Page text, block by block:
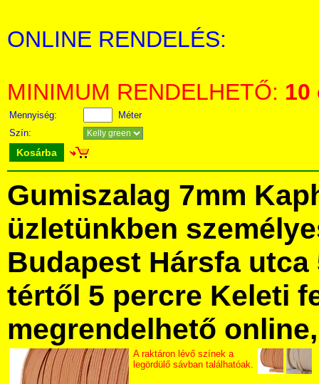
ONLINE RENDELÉS:
MINIMUM RENDELHETŐ: 10
Mennyiség:
Méter
Szín:
Kosárba
Gumiszalag 7mm
üzletünkben
Budapest Hársfa utca
tértől 5 percre Keleti
megrendelhető
A raktáron lévő színek a
legördülő sávban találhatóak.